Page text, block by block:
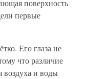
поверхность
первые
Его глаза не
что различие
и воды